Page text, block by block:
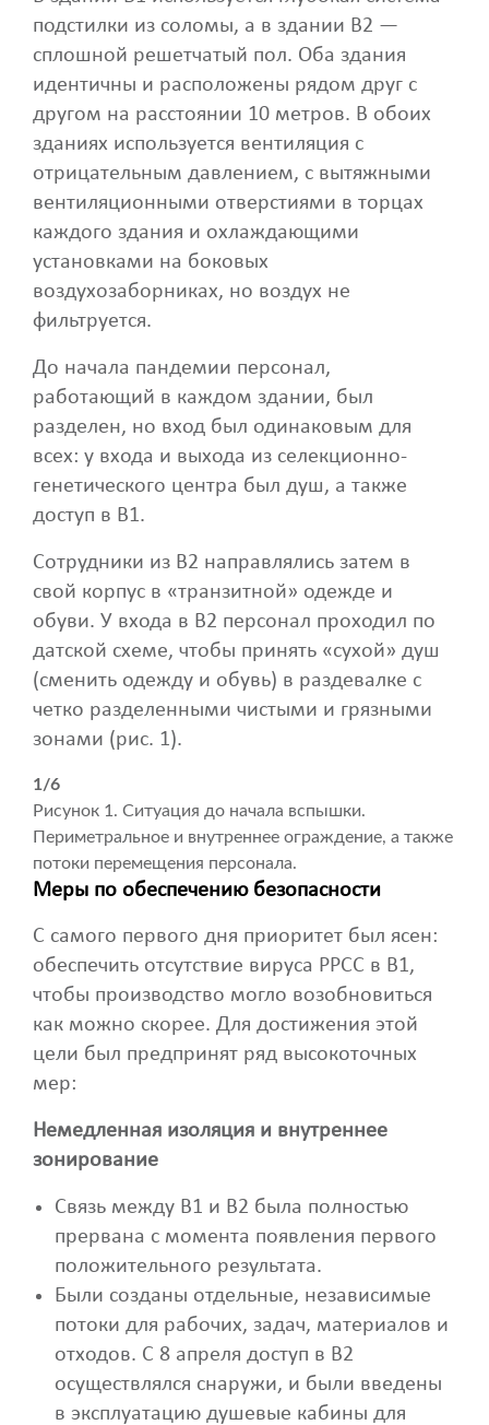
подстилки из соломы, а в здании B2 —
сплошной решетчатый пол. Оба здания
идентичны и расположены рядом друг с
другом на расстоянии 10 метров. В обоих
зданиях используется вентиляция с
отрицательным давлением, с вытяжными
вентиляционными отверстиями в торцах
каждого здания и охлаждающими
установками на боковых
воздухозаборниках, но воздух не
фильтруется.
До начала пандемии персонал,
работающий в каждом здании, был
разделен, но вход был одинаковым для
всех: у входа и выхода из селекционно-
генетического центра был душ, а также
доступ в B1.
Сотрудники из B2 направлялись затем в
свой корпус в «транзитной» одежде и
обуви. У входа в B2 персонал проходил по
датской схеме, чтобы принять «сухой» душ
(сменить одежду и обувь) в раздевалке с
четко разделенными чистыми и грязными
зонами (рис. 1).
1/6
Рисунок 1. Ситуация до начала вспышки.
Периметральное и внутреннее ограждение, а также
потоки перемещения персонала.
Меры по обеспечению безопасности
С самого первого дня приоритет был ясен:
обеспечить отсутствие вируса РРСС в B1,
чтобы производство могло возобновиться
как можно скорее. Для достижения этой
цели был предпринят ряд высокоточных
мер:
Немедленная изоляция и внутреннее
зонирование
Связь между B1 и B2 была полностью
прервана с момента появления первого
положительного результата.
Были созданы отдельные, независимые
потоки для рабочих, задач, материалов и
отходов. С 8 апреля доступ в B2
осуществлялся снаружи, и были введены
в эксплуатацию душевые кабины для